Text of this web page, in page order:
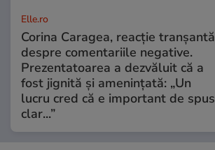
Elle.ro
Corina Caragea, reacție tranșantă
despre comentariile negative.
Prezentatoarea a dezvăluit că a
fost jignită și amenințată: „Un
lucru cred că e important de spus
clar...”